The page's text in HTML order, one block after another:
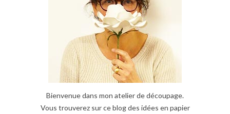
Bienvenue dans mon atelier de découpage.
Vous trouverez sur ce blog des idées en papier